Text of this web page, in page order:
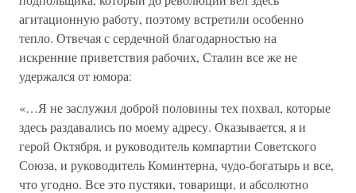
агитационную работу, поэтому встретили особенно
тепло. Отвечая с сердечной благодарностью на
искренние приветствия рабочих, Сталин все же не
удержался от юмора:
«…Я не заслужил доброй половины тех похвал, которые
здесь раздавались по моему адресу. Оказывается, я и
герой Октября, и руководитель компартии Советского
Союза, и руководитель Коминтерна, чудо-богатырь и все,
что угодно. Все это пустяки, товарищи, и абсолютно